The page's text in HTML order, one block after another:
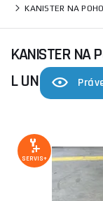
KANISTER NA
KANISTER NA
L UN
SERVIS+